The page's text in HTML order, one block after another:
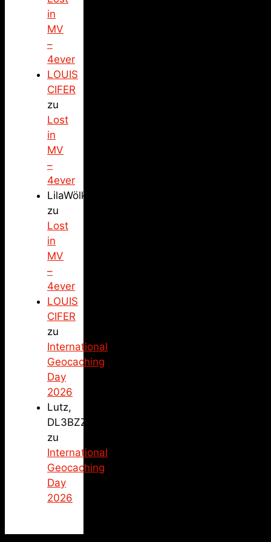
in
MV
–
4ever
LOUIS
CIFER
zu
Lost
in
MV
–
4ever
LilaWölkchen
zu
Lost
in
MV
–
4ever
LOUIS
CIFER
zu
International
Geocaching
Day
2026
Lutz,
DL3BZZ
zu
International
Geocaching
Day
2026